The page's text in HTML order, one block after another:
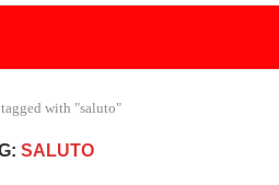
tagged with "saluto"
SALUTO